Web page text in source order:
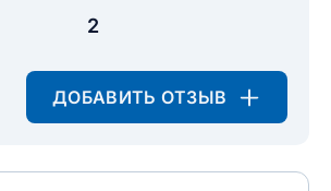
2
ДОБАВИТЬ ОТЗЫВ